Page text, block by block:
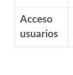
Acceso
usuarios